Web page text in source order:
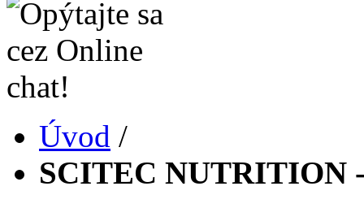
Úvod /
SCITEC NUTRITION